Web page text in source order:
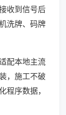
收到信号后
洗牌、码牌
配本地主流
，施工不破
程序数据，